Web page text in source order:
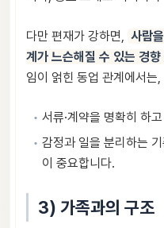
다만 편재가 강하면, 사람
계가 느슨해질 수 있는 경향
임이 얽힌 동업 관계에서는,
서류·계약을 명확히 하고
감정과 일을 분리하는
이 중요합니다.
3) 가족과의 구조